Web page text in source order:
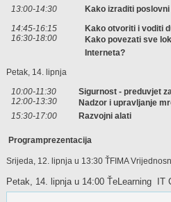
13:00-14:30
Kako izraditi poslovni
14:45-16:15
Kako otvoriti i voditi
16:30-18:00
Kako povezati sve
Interneta?
Petak, 14. lipnja
10:00-11:30
Sigurnost - preduvjet
12:00-13:30
Nadzor i upravljanje
15:30-17:00
Razvojni alati
Programprezentacija
Srijeda, 12. lipnja u 13:30 ŤFIMA
Petak, 14. lipnja u 14:00 ŤeLearning 